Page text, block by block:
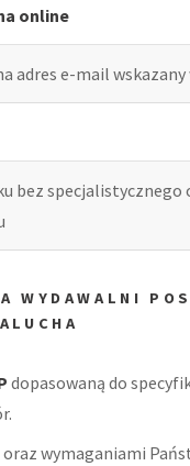
online
adres e-mail
bez
WYDAWALNI
dopasowaną do
oraz wymaganiami